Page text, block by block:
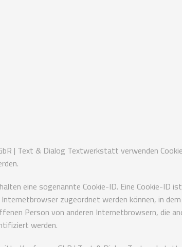
| Text & Dialog Textwerkstatt verwenden
eine sogenannte Cookie-ID. Eine Cookie-ID
zugeordnet werden können, in
Person von anderen Internetbrowsern, die
werden.